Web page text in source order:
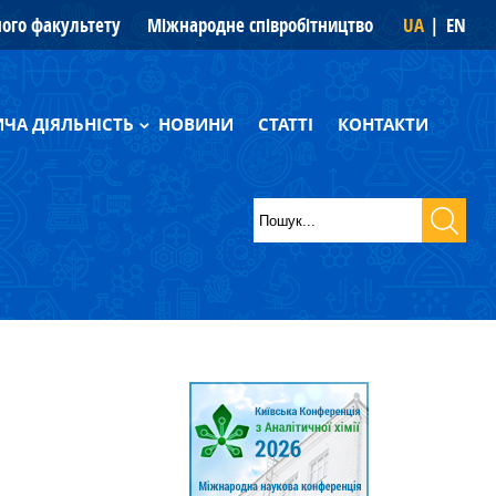
UA EN
факультету Міжнародне співробітництво
ДІЯЛЬНІСТЬ
НОВИНИ СТАТТІ КОНТАКТИ
Пошукова
Пошук